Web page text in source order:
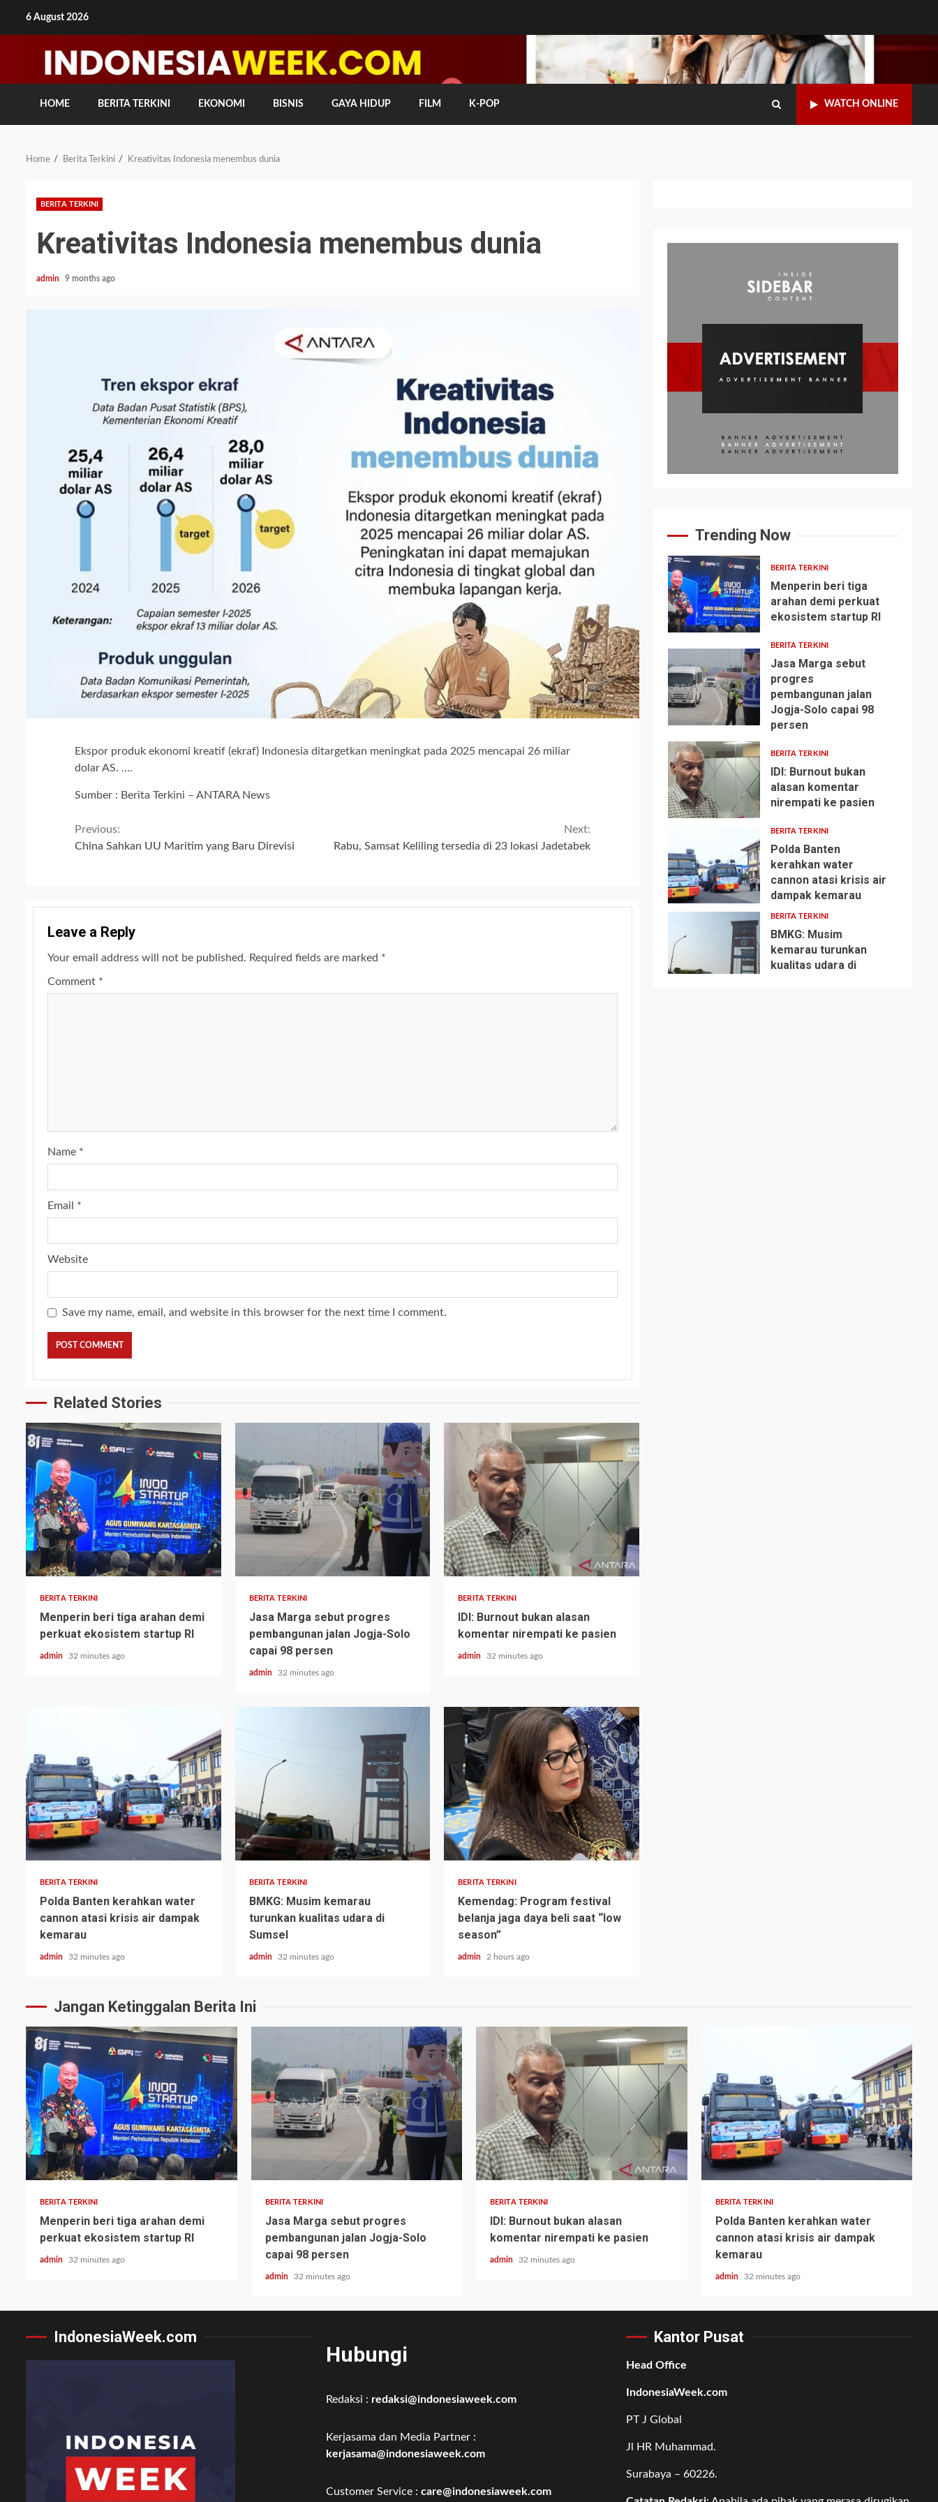
6 August 2026
HOME BERITA TERKINI EKONOMI BISNIS GAYA HIDUP FILM K-POP WATCH ONLINE
Home Berita Terkini Kreativitas Indonesia menembus dunia
BERITA TERKINI
Kreativitas Indonesia menembus dunia
admin 9 months ago
Ekspor produk ekonomi kreatif (ekraf) Indonesia ditargetkan meningkat pada 2025 mencapai 26 miliar
dolar AS. ….
Sumber : Berita Terkini – ANTARA News
Continue
Previous:
China Sahkan UU Maritim yang Baru Direvisi
Next:
Rabu, Samsat Keliling tersedia di 23 lokasi Jadetabek
Leave a Reply
Your email address will not be published. Required fields are marked *
Comment *
Name *
Email *
Website
Save my name, email, and website in this browser for the next time I comment.
Related Stories
BERITA TERKINI
Menperin beri tiga arahan demi
perkuat ekosistem startup RI
admin 32 minutes ago
BERITA TERKINI
Jasa Marga sebut progres
pembangunan jalan Jogja-Solo
capai 98 persen
admin 32 minutes ago
BERITA TERKINI
IDI: Burnout bukan alasan
komentar nirempati ke pasien
admin 32 minutes ago
BERITA TERKINI
Polda Banten kerahkan water
cannon atasi krisis air dampak
kemarau
admin 32 minutes ago
BERITA TERKINI
BMKG: Musim kemarau
turunkan kualitas udara di
Sumsel
admin 32 minutes ago
BERITA TERKINI
Kemendag: Program festival
belanja jaga daya beli saat “low
season”
admin 2 hours ago
Trending Now
1
BERITA TERKINI
Menperin beri tiga
arahan demi perkuat
ekosistem startup RI
2
BERITA TERKINI
Jasa Marga sebut
progres
pembangunan jalan
Jogja-Solo capai 98
persen
3
BERITA TERKINI
IDI: Burnout bukan
alasan komentar
nirempati ke pasien
4
BERITA TERKINI
Polda Banten
kerahkan water
cannon atasi krisis air
dampak kemarau
5
BERITA TERKINI
BMKG: Musim
kemarau turunkan
kualitas udara di
Jangan Ketinggalan Berita Ini
BERITA TERKINI
Menperin beri tiga arahan demi
perkuat ekosistem startup RI
admin 32 minutes ago
BERITA TERKINI
Jasa Marga sebut progres
pembangunan jalan Jogja-Solo
capai 98 persen
admin 32 minutes ago
BERITA TERKINI
IDI: Burnout bukan alasan
komentar nirempati ke pasien
admin 32 minutes ago
BERITA TERKINI
Polda Banten kerahkan water
cannon atasi krisis air dampak
kemarau
admin 32 minutes ago
IndonesiaWeek.com
Hubungi
Redaksi : redaksi@indonesiaweek.com
Kerjasama dan Media Partner :
kerjasama@indonesiaweek.com
Customer Service : care@indonesiaweek.com
Kantor Pusat
Head Office
IndonesiaWeek.com
PT J Global
Jl HR Muhammad.
Surabaya – 60226.